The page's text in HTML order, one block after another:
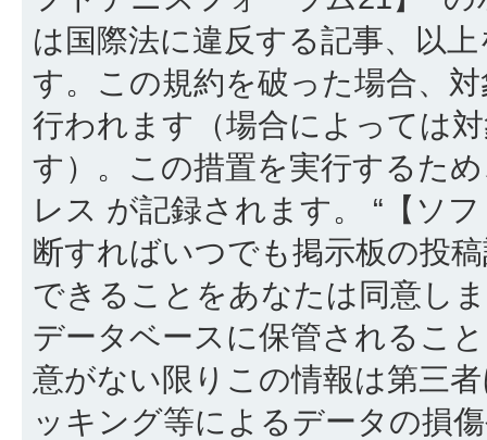
は国際法に違反する記事、以
す。この規約を破った場合、
行われます（場合によっては
す）。この措置を実行するた
レス が記録されます。 “【ソ
断すればいつでも掲示板の投
できることをあなたは同意し
データベースに保管されるこ
意がない限りこの情報は第三
ッキング等によるデータの損